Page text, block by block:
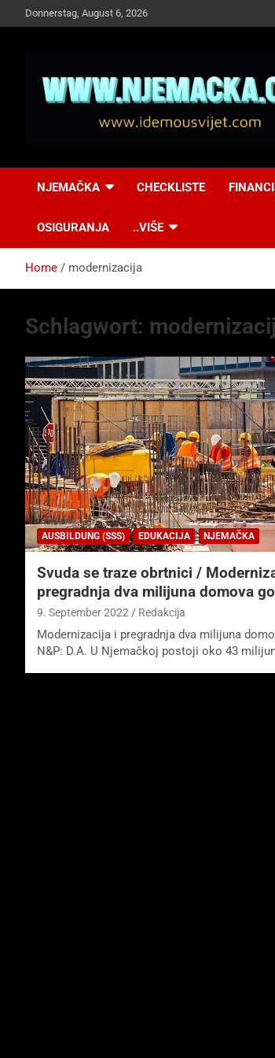
to
Donnerstag, August 6, 2026
Idemo u Svijet-
NJEMAČKA CHECKLISTE
OSIGURANJA ..VIŠE
Home modernizacija
Schlagwort:
AUSBILDUNG (SSS) EDUKACIJA NJEMAČKA
Svuda se traze obrtnici /
pregradnja dva milijuna domova
9. September 2022 Redakcija
Modernizacija i pregradnja dva milijuna
N&P: D.A. U Njemačkoj postoji oko 43